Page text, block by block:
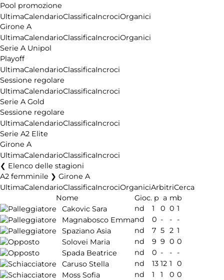
Pool promozione
UltimaCalendarioClassificaIncrociOrganici
Girone A
UltimaCalendarioClassificaIncrociOrganici
Serie A Unipol
Playoff
UltimaCalendarioClassificaIncroci
Sessione regolare
UltimaCalendarioClassificaIncroci
Serie A Gold
Sessione regolare
UltimaCalendarioClassificaIncroci
Serie A2 Elite
Girone A
UltimaCalendarioClassificaIncroci
Elenco delle stagioni
A2 femminile ❯ Girone A
UltimaCalendarioClassificaIncrociOrganiciArbitriCerca
Nome
Gioc. p a mb
Cakovic Sara
nd 1 0 0 1
Magnabosco Emmand 0 - -
-
Spaziano Asia
nd 7 5 2 1
Solovei Maria
nd 9 9 0 0
Spada Beatrice
nd 0 - -
-
Caruso Stella
nd 13 12 1
0
Moss Sofia
nd 1 1 0 0